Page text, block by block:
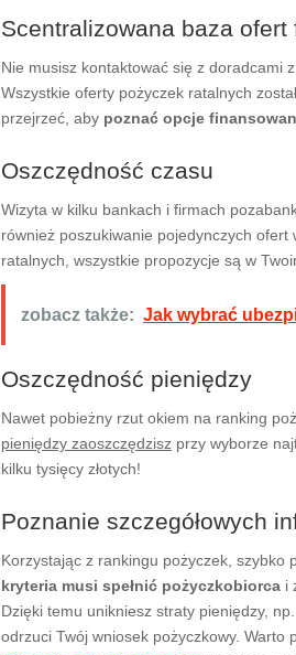
Scentralizowana baza ofert
Nie musisz kontaktować się z doradcami
Wszystkie oferty pożyczek ratalnych
przejrzeć, aby poznać opcje
Oszczędność czasu
Wizyta w kilku bankach i firmach
również poszukiwanie pojedynczych
ratalnych, wszystkie propozycje są w
zobacz także: Jak wybrać
Oszczędność pieniędzy
Nawet pobieżny rzut okiem na ranking
pieniędzy zaoszczędzisz przy wyborze
kilku tysięcy złotych!
Poznanie szczegółowych
Korzystając z rankingu pożyczek, szybko
kryteria musi spełnić pożyczkobiorca i
Dzięki temu unikniesz straty pieniędzy,
odrzuci Twój wniosek pożyczkowy. Warto